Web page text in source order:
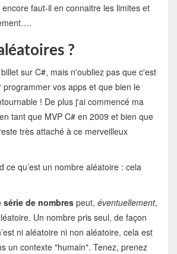
faut-il en connaitre les limites et
?
sur C#, mais n'oubliez pas que c'est
programmer vos apps et que bien le
! De plus j'ai commencé ma
tant que MVP C# en 2009 et bien que
très attaché à ce merveilleux
ce qu’est un nombre aléatoire : cela
série de nombrespeut, éventuellement,
Un nombre pris seul, de façon
ni aléatoire ni non aléatoire, cela est
un contexte "humain". Tenez, prenez